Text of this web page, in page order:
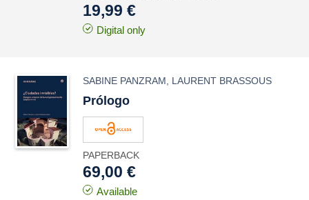
19,99 €
Digital only
SABINE PANZRAM LAURENT BRASSOUS
Prólogo
PAPERBACK
69,00 €
Available